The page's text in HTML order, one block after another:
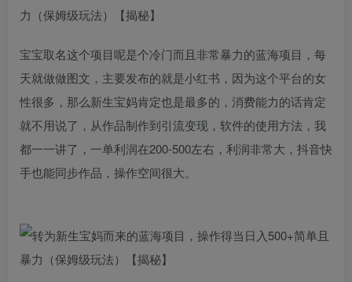
力（保姆级玩法）【揭秘】
宝宝取名这个项目呢是个冷门而且非常暴力的蓝海项目，每
天就做做图文，主要发布的就是小红书，因为这个平台的女
性很多，那么新生宝妈肯定也是最多的，消费能力的话肯定
就不用说了，从作品制作到引流变现，软件的使用方法，我
都一一讲了，一单利润在200-500左右，利润非常大，抖音快
手也能同步作品，操作空间很大。